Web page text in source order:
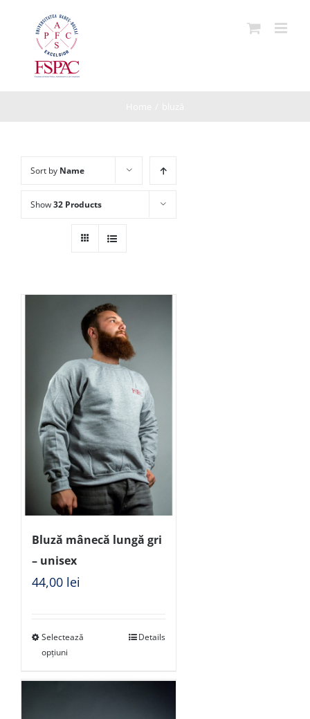
Sort by Name
Show32 Products
Bluză mânecă lungă gri
– unisex
44,00 lei
Selectează
opțiuni
Details